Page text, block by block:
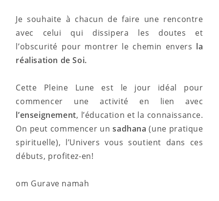
Je souhaite à chacun de faire une rencontre
avec celui qui dissipera les doutes et
l’obscurité pour montrer le chemin envers la
réalisation de Soi.
Cette Pleine Lune est le jour idéal pour
commencer une activité en lien avec
l’enseignement, l’éducation et la connaissance.
On peut commencer unsadhana (une pratique
spirituelle), l’Univers vous soutient dans ces
débuts, profitez-en!
om Gurave namah